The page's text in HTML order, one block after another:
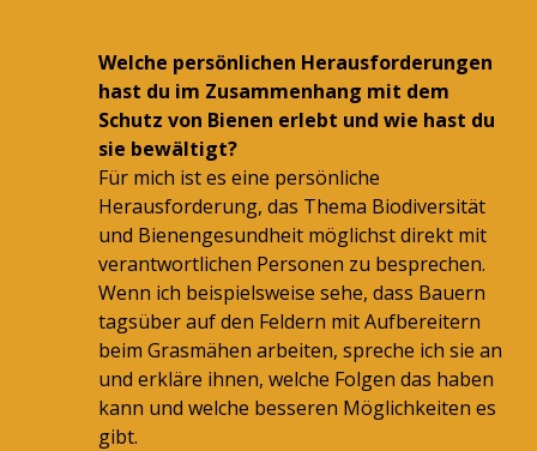
Welche persönlichen Herausforderungen
hast du im Zusammenhang mit dem
Schutz von Bienen erlebt und wie hast du
sie bewältigt?
Für mich ist es eine persönliche
Herausforderung, das Thema Biodiversität
und Bienengesundheit möglichst direkt mit
verantwortlichen Personen zu besprechen.
Wenn ich beispielsweise sehe, dass Bauern
tagsüber auf den Feldern mit Aufbereitern
beim Grasmähen arbeiten, spreche ich sie an
und erkläre ihnen, welche Folgen das haben
kann und welche besseren Möglichkeiten es
gibt.